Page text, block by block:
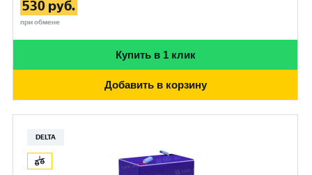
530 руб.
при обмене
Купить в 1 клик
Добавить в корзину
DELTA